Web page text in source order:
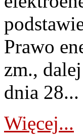
Prawo
zm.,
dnia 28...
Więcej...